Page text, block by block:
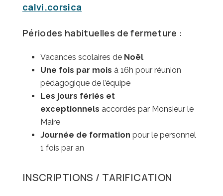
calvi.corsica
Périodes habituelles de fermeture :
Vacances scolaires de Noël
Une fois par mois à 16h pour réunion
pédagogique de l’équipe
Les jours fériés et
exceptionnels accordés par Monsieur le
Maire
Journée de formation pour le personnel
1 fois par an
INSCRIPTIONS / TARIFICATION